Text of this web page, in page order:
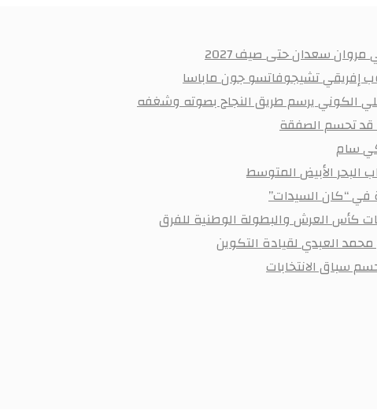
سعدان حتى صيف 2027
إفريقي تشيجوفاتسو جون ماباسا
الكوني يرسم طريق النجاح بصوته وشغفه
سام
البحر الأبيض المتوسط
في “كان السيدات”
كأس العرش والبطولة الوطنية للفرق
العبدي لقيادة التكوين
سباق الانتخابات